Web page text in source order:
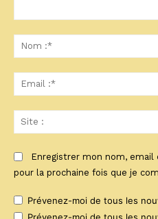
Enregistrer mon nom,
pour la prochaine fois que je
Prévenez-moi de tous les
Prévenez-moi de tous les